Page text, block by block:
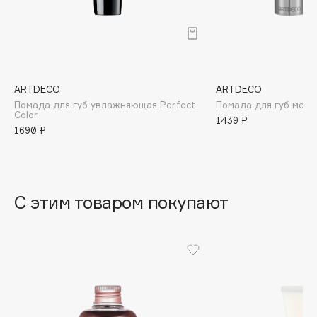
Banderas
Basicare
Beautyblades
НОВИНКА
ARTDECO
Помада для губ увлажняющая Perfect
Color
1690 ₽
ARTDECO
Помада для губ
1439 ₽
С этим товаром покупают